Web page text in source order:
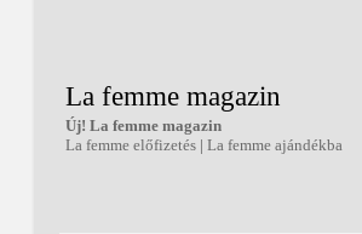
La femme magazin
Új! La femme magazin
La femme előfizetés | La femme ajándékba